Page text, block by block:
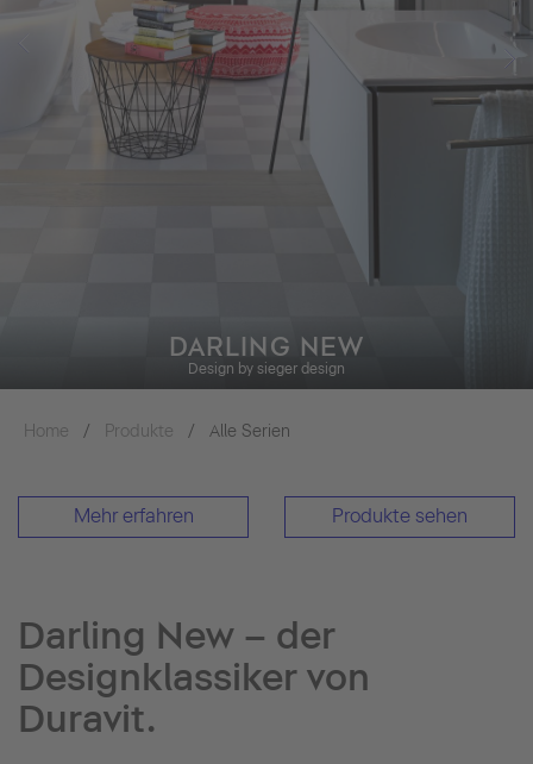
DARLING NEW
Design by sieger design
Home Produkte Alle Serien
Mehr erfahren Produkte sehen
Darling New – der
Designklassiker von
Duravit.